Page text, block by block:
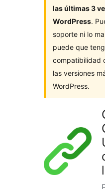
las últimas 3
WordPress.
soporte ni lo
puede que
compatibilidad
las versiones
WordPress.